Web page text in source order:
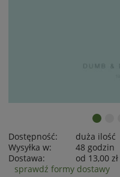
Dostępność:
duża ilość
Wysyłka w:
48 godzin
Dostawa:
od 13,00 zł
sprawdź formy dostawy